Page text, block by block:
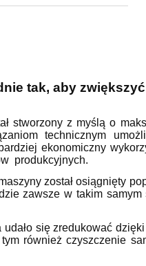
tak, aby
stworzony z myślą o
technicznym
ekonomiczny
produkcyjnych.
został osiągnięty
zawsze w takim
udało się zredukować
również czyszczenie